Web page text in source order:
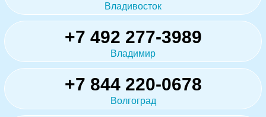
Владивосток
+7 492 277-3989
Владимир
+7 844 220-0678
Волгоград